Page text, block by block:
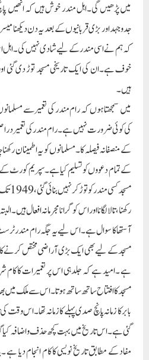
میں پڑھیں گی۔اہل مندر خوش ہیں کہ انھیں
جدوجہد اور بڑی قربانیوں کے بعد یہ دن دیکھنا
کہ ہم نے اسی مندر کے لیے شادی نہیں کی ۔اہل
خوف ہے۔ان کی ایک تاریخی مسجد توڑ دی گئی
ہیں۔
میں سمجھتا ہوں کہ رام مندر کی تعمیر سے
کی کوئی ضرورت نہیں ہے۔رام مندر کی تعمیر
کے منصفانہ فیصلہ کا۔مسلمانوں کو یہ اطمینان
کے تمام دعووں کو تسلیم کیا ہے۔سپریم کورٹ
مسجد
رکھنا،تالا لگانا اور اس کو گرانا مجرمانہ افعال
آستھا کا سوال ہے۔اس لیے یہ جگہ رام مندر
مسجد کے لیے بھی ایک بڑی آراضی مختص کرنے کا
ہے ۔امید ہے کہ جلد ہی اس پر تعمیرات کا کام
مسجد کا افتتاح ساتھ ساتھ ہوتا ۔اس سے ملک میں
بابر کا زمانہ پانچ صدی پہلے کا زمانہ تھا۔اس
گئی ہے۔اس تاریخ میں بہت کچھ حذف و اضافہ
مفاد کے مطابق تاریخ نویسی کا کام انجام دیا